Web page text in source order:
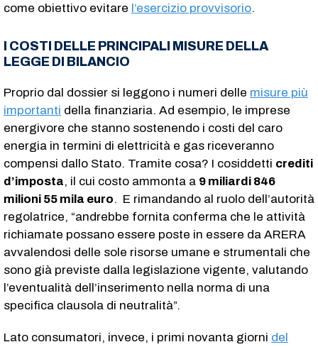
come obiettivo evitare l’esercizio provvisorio.
I COSTI DELLE PRINCIPALI MISURE DELLA
LEGGE DI BILANCIO
Proprio dal dossier si leggono i numeri delle misure più
importanti della finanziaria. Ad esempio, le imprese
energivore che stanno sostenendo i costi del caro
energia in termini di elettricità e gas riceveranno
compensi dallo Stato. Tramite cosa? I cosiddetti crediti
d’imposta, il cui costo ammonta a 9 miliardi 846
milioni 55 mila euro. E rimandando al ruolo dell’autorità
regolatrice, “andrebbe fornita conferma che le attività
richiamate possano essere poste in essere da ARERA
avvalendosi delle sole risorse umane e strumentali che
sono già previste dalla legislazione vigente, valutando
l’eventualità dell’inserimento nella norma di una
specifica clausola di neutralità”.
Lato consumatori, invece, i primi novanta giorni del